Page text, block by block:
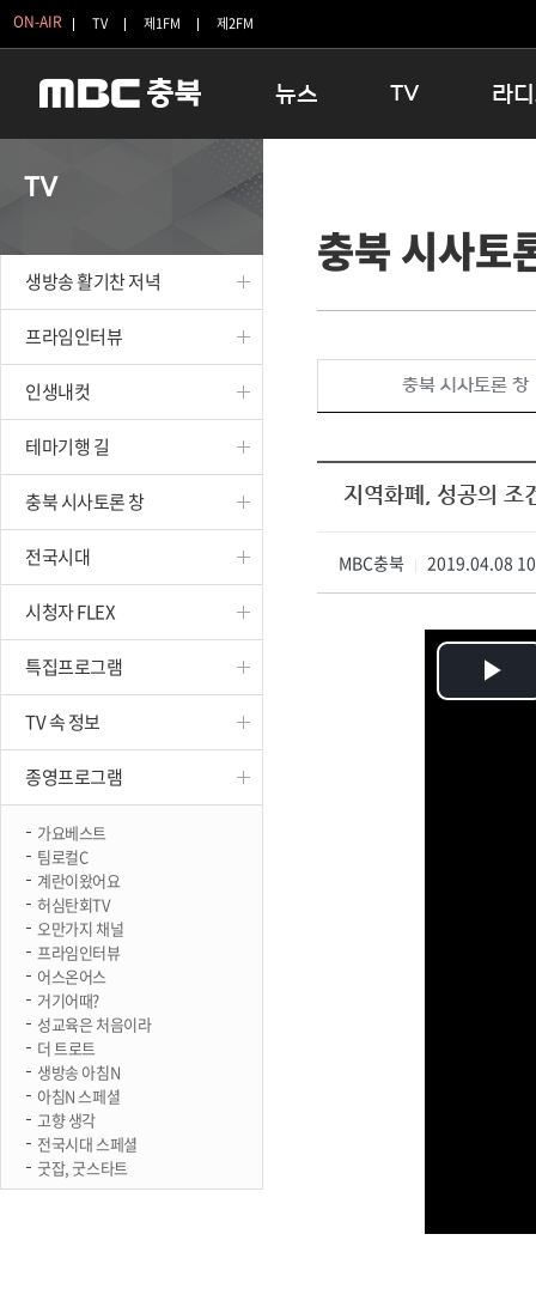
ON-AIR TV 제1FM 제2FM
뉴스
보은
옥천
TV
인생내컷
테마기행 길
시청자 FLEX
특집프로그램
종영프로그램
라
16:00
우리 고
TV
생방송 활기찬 저녁
프라임인터뷰
인생내컷
테마기행 길
충북 시사토론 창
전국시대
시청자 FLEX
특집프로그램
TV 속 정보
종영프로그램
가요베스트
팀로컬C
계란이왔어요
허심탄회TV
오만가지 채널
프라임인터뷰
어스온어스
거기어때?
성교육은 처음이라
더 트로트
생방송 아침N
아침N 스페셜
고향 생각
전국시대 스페셜
굿잡, 굿스타트
충북 시사토
충북 시사토론 창
지역화폐, 성공의 조
MBC충북 2019.04.08